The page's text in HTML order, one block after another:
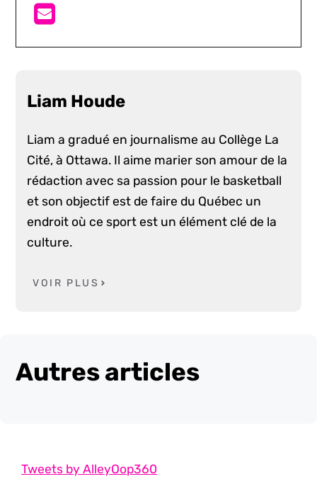
Liam Houde
Liam a gradué en journalisme au Collège La
Cité, à Ottawa. Il aime marier son amour de la
rédaction avec sa passion pour le basketball
et son objectif est de faire du Québec un
endroit où ce sport est un élément clé de la
culture.
VOIR PLUS
Autres articles
Tweets by AlleyOop360